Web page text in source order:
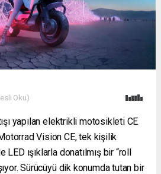
Oku)
yapılan elektrikli motosikleti CE
Vision CE, tek kişilik
ışıklarla donatılmış bir “roll
Sürücüyü dik konumda tutan bir